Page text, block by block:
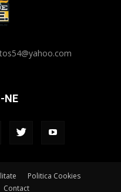
NE
Politica Cookies
Contact